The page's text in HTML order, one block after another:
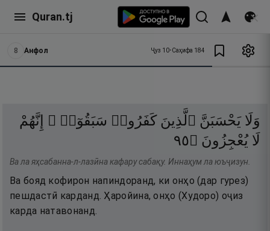
Quran.tj
8 Анфол Ҷуз 10•Саҳифа 184
وَلَا يَحْسَبَنَّ ٱلَّذِينَ كَفَرُوا۟ سَبَقُوٓا۟ ۚ إِنَّهُمْ
لَا يُعْجِزُونَ ۝٥٩
Ва ла яҳсабанна-л-лазӣна кафару сабақу. Иннаҳум ла юъҷизун.
Ва бояд кофирон напиндоранд, ки онҳо (дар гурез)
пешдастӣ карданд. Ҳаройина, онҳо (Худоро) оҷиз
карда натавонанд.